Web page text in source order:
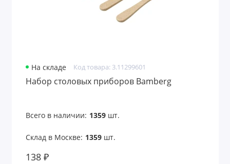
На складе Код товара: 3.11299601
Набор столовых приборов Bamberg
Всего в наличии: 1359шт.
Склад в Москве: 1359шт.
138 ₽